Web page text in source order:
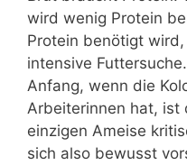
wird wenig Protein
Protein benötigt
intensive
Anfang, wenn die
Arbeiterinnen hat, ist
einzigen Ameise
sich also bewusst